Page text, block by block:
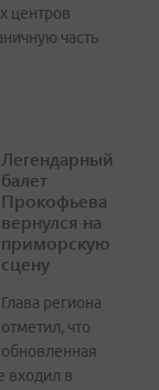
центров
часть
Легендарный
балет
Прокофьева
вернулся на
приморскую
сцену
Глава региона
отметил, что
обновленная
входил в